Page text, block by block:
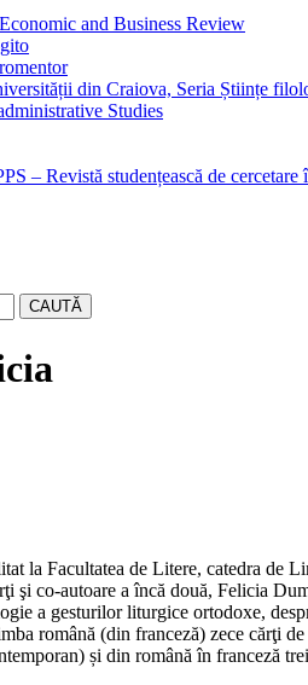
and Business Review
din Craiova, Seria Științe
Studies
– Revistă studențească de
CAUTĂ
la Facultatea de Litere, catedra de
şi co-autoare a încă două, Felicia
a gesturilor liturgice ortodoxe,
română (din franceză) zece cărţi
și din română în franceză